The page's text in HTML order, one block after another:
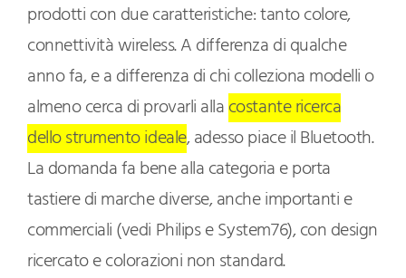
prodotti con due caratteristiche: tanto colore,
connettività wireless. A differenza di qualche
anno fa, e a differenza di chi colleziona modelli o
almeno cerca di provarli allacostante ricerca
dello strumento ideale, adesso piace il Bluetooth.
La domanda fa bene alla categoria e porta
tastiere di marche diverse, anche importanti e
commerciali (vedi Philips e System76), con design
ricercato e colorazioni non standard.